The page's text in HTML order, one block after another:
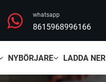
whatsapp
8615968996166
NYBÖRJARE LADDA NER